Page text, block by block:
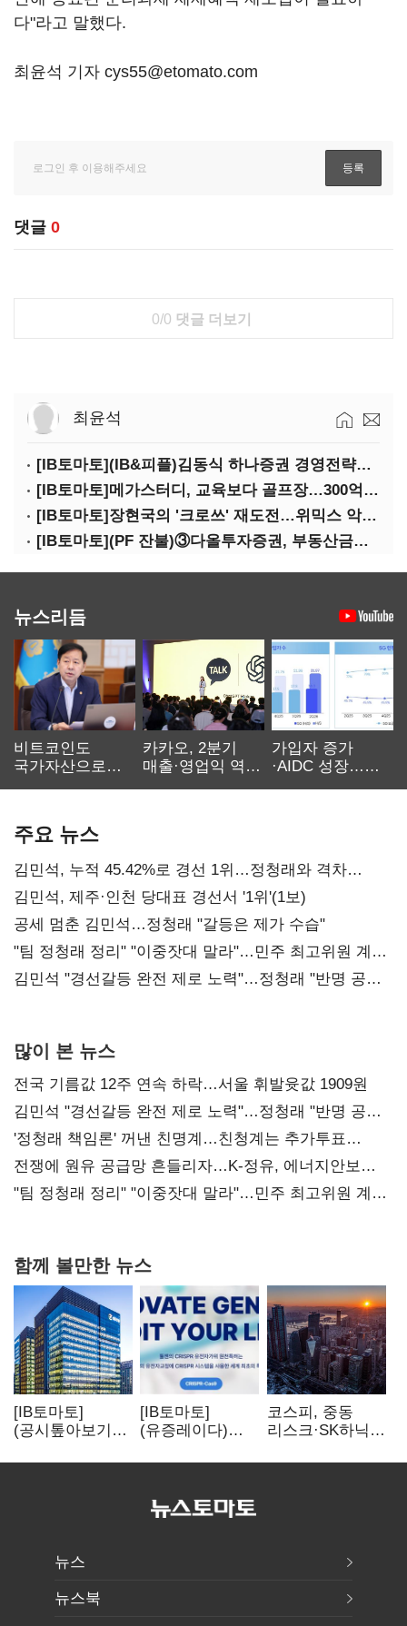
다"라고 말했다.
최윤석 기자 cys55@etomato.com
댓글 0
0/0 댓글 더보기
최윤석
[IB토마토](IB&피플)김동식 하나증권 경영전략본부장
[IB토마토]메가스터디, 교육보다 골프장…300억 대여 뒤 보증 리스크
[IB토마토]장현국의 '크로쓰' 재도전…위믹스 악몽 지울 수 있나
[IB토마토](PF 잔불)③다올투자증권, 부동산금융 줄였지만 정상화는 진행형
뉴스리듬
비트코인도
국가자산으로…'
카카오, 2분기
매출·영업익 역대
가입자 증가
·AIDC 성장…
주요 뉴스
김민석, 누적 45.42%로 경선 1위…정청래와 격차
0.86%p(2보)
김민석, 제주·인천 당대표 경선서 '1위'(1보)
공세 멈춘 김민석…정청래 "갈등은 제가 수습"
"팀 정청래 정리" "이중잣대 말라"…민주 최고위원 계파
다툼 격화
김민석 "경선갈등 완전 제로 노력"…정청래 "반명 공세
많이 본 뉴스
전국 기름값 12주 연속 하락…서울 휘발윳값 1909원
김민석 "경선갈등 완전 제로 노력"…정청래 "반명 공세
사과부터"
'정청래 책임론' 꺼낸 친명계…친청계는 추가투표
때리기
전쟁에 원유 공급망 흔들리자…K-정유, 에너지안보
핵심으로 재부상
"팀 정청래 정리" "이중잣대 말라"…민주 최고위원 계파
함께 볼만한 뉴스
[IB토마토]
(공시톺아보기)
바로 매출로
[IB토마토]
(유증레이다)
3분의 1 토막…
비용부터 챙긴다
코스피, 중동
리스크·SK하닉
뒷걸음
뉴스
뉴스북